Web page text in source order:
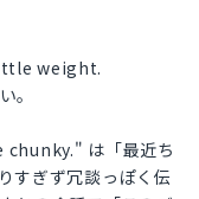
weight.
。
は「最近ち
すぎず冗談っぽく伝